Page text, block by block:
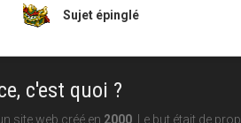
Sujet épinglé
c'est quoi ?
site web créé en 2000. Le but était de